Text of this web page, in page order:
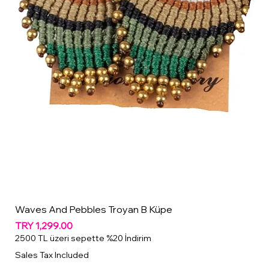
Waves And Pebbles Troyan B Küpe
Price
TRY 1,299.00
2500 TL üzeri sepette %20 İndirim
Sales Tax Included